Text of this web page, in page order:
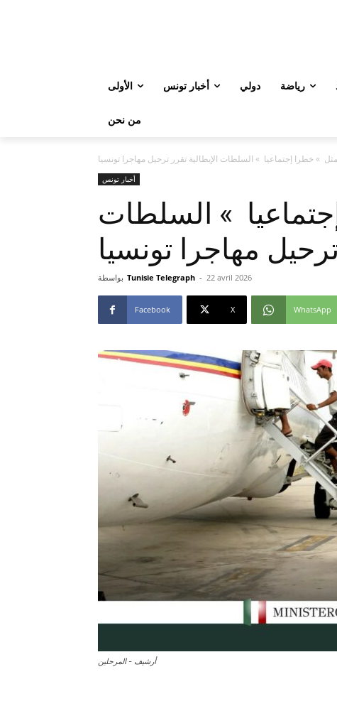
الأولى أخبار تونس دولي رياضة
من نحن
» خطرا إجتماعيا » السلطات الإيطالية تقرر ترحيل مهاجرا تونسيا
أخبار تونس
» السلطات
ترحيل مهاجرا تونسيا
بواسطة Tunisie Telegraph - 22 avril 2026
Facebook X WhatsApp
أرشيف - المرحلين